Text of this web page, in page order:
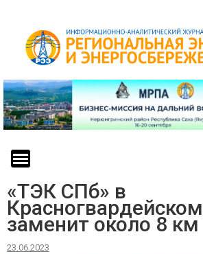
content
«ТЭК СПб» в
заменит около 8 км
23.06.2023